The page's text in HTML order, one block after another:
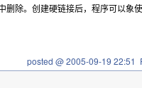
除。创建硬链接后，程序可以象
posted @2005-09-19 22:51